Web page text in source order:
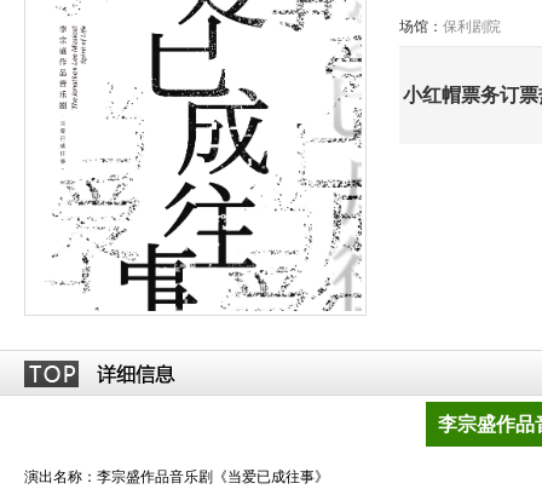
场馆： 保利剧院
小红帽票务订
李宗盛作品
演出名称：李宗盛作品音乐剧《当爱已成往事》